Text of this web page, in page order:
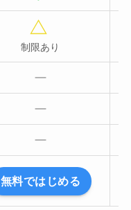
制限あり
無料ではじめる